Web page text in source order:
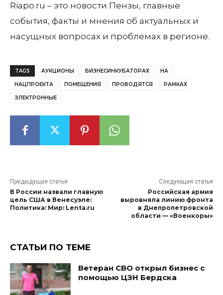
Riapo.ru – это новости Пензы, главные
события, факты и мнения об актуальных и
насущных вопросах и проблемах в регионе.
TAGS АУКЦИОНЫ БИЗНЕСИНКУБАТОРАХ НА
НАЦПРОЕКТА ПОМЕЩЕНИЯ ПРОВОДЯТСЯ РАМКАХ
ЭЛЕКТРОННЫЕ
Предыдущая статья
В России назвали главную
цель США в Венесуэле:
Политика: Мир: Lenta.ru
Следующая статья
Российская армия
выровняла линию фронта
в Днепропетровской
области — «Военкоры»
СТАТЬИ ПО ТЕМЕ
Ветеран СВО открыл бизнес с
помощью ЦЗН Бердска